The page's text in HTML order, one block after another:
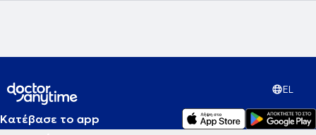
EL
Κατέβασε το app